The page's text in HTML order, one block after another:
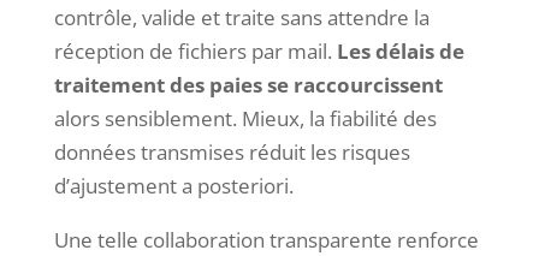
contrôle, valide et traite sans attendre la
réception de fichiers par mail. Les délais de
traitement des paies se raccourcissent
alors sensiblement. Mieux, la fiabilité des
données transmises réduit les risques
d’ajustement a posteriori.
Une telle collaboration transparente renforce